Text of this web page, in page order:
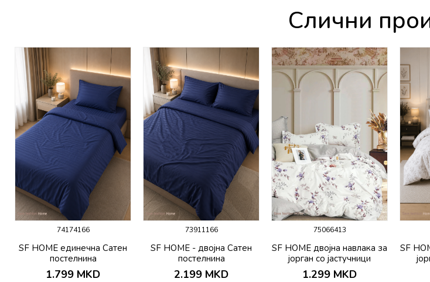
Слични
74174166
SF HOME единечна Сатен
постелнина
1.799 MKD
73911166
SF HOME - двојна Сатен
постелнина
2.199 MKD
75066413
SF HOME двојна навлака за
јорган со јастучници
200х230 Darlino
1.299 MKD
SF